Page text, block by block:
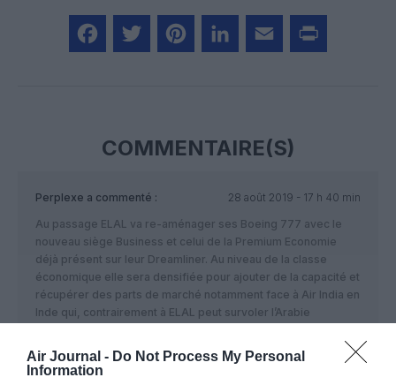
Air Journal - Do Not Process My Personal
Information
COMMENTAIRE(S)
Perplexe a commenté :
28 août 2019 - 17 h 40 min
Au passage ELAL va re-aménager ses Boeing 777 avec le
nouveau siège Business et celui de la Premium Economie
déjà présent sur leur Dreamliner. Au niveau de la classe
économique elle sera densifiée pour ajouter de la capacité et
récupérer des parts de marché notamment face à Air India en
Inde qui, contrairement à ELAL peut survoler l’Arabie
est très agréable) de 33 à 31 inches ou au passage à 10
sièges de front.